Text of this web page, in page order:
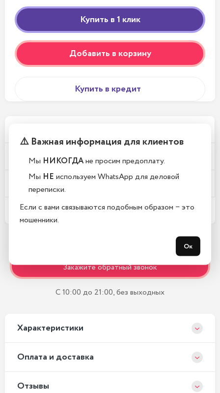
Добавить в корзину
Купить в кредит
Почему у вас такие низкие цены?
Где находится Ваш магазин?
Какой срок гарантии?
Закажите обратный звонок
С 10:00 до 21:00, без выходных
Xарактеристики
Оплата и доставка
Отзывы
⚠️ Важная информация для клиентов
Мы НИКОГДАне просим предоплату.
Мы НЕ используем WhatsApp для деловой
переписки.
Если с вами связываются подобным образом − это
мошенники.
Ок